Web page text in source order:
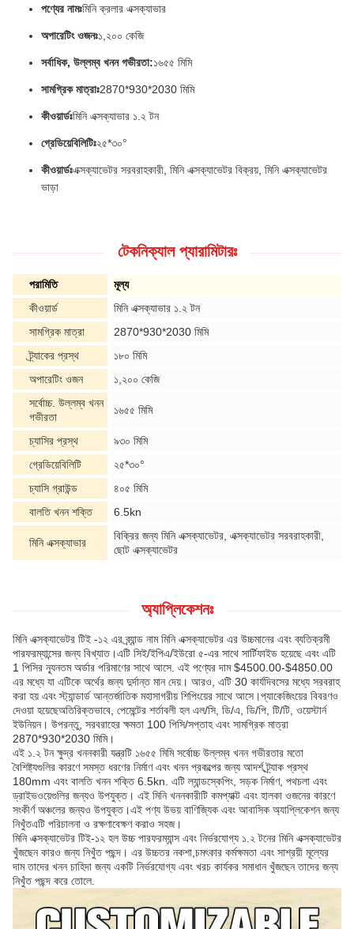
পণ্যের নামঃমিনি ক্রলার এক্সক্যাভার
অপারেটিং ওজনঃ১,২০০ কেজি
সর্বাধিক, উল্লম্ব খনন গভীরতা:১৬৫৫ মিমি
সামগ্রিক মাত্রাঃ2870*930*2030 মিমি
কীওয়ার্ডঃমিনি এক্সক্যাভার ১.২ টন
গ্রেডিয়েবিলিটিঃ২৫*৩০°
কীওয়ার্ডঃএক্সক্যাভেটর সরবরাহকারী, মিনি এক্সক্যাভেটর বিক্রয়, মিনি এক্সক্যাভেটর
ভাড়া
টেকনিক্যাল প্যারামিটারঃ
পরামিতি
মূল্য
কীওয়ার্ড
মিনি এক্সক্যাভার ১.২ টন
সামগ্রিক মাত্রা
2870*930*2030 মিমি
ট্র্যাকের প্রস্থ
১৮০ মিমি
অপারেটিং ওজন
১,২০০ কেজি
সর্বোচ্চ. উল্লম্ব খনন
গভীরতা
১৬৫৫ মিমি
চ্যাসির প্রস্থ
৯৩০ মিমি
গ্রেডিয়েবিলিটি
২৫*৩০°
চ্যাসি গ্রাউন্ড
৪০৫ মিমি
বালতি খনন শক্তি
6.5kn
মিনি এক্সক্যাভার
বিক্রির জন্য মিনি এক্সক্যাভেটর, এক্সক্যাভেটর সরবরাহকারী,
ছোট এক্সক্যাভেটর
অ্যাপ্লিকেশনঃ
মিনি এক্সক্যাভেটর টিই -১২ এর ব্র্যান্ড নাম মিনি এক্সক্যাভেটর এর উচ্চমানের এবং ব্যতিক্রমী
পারফরম্যান্সের জন্য বিখ্যাত।এটি সিই/ইপিএ/ইউরো ৫-এর সাথে সার্টিফাইড হয়েছে এবং এটি
1 পিসির ন্যূনতম অর্ডার পরিমাণের সাথে আসে. এই পণ্যের দাম $4500.00-$4850.00
এর মধ্যে যা এটিকে অর্থের জন্য দুর্দান্ত মান দেয়। আরও, এটি 30 কার্যদিবসের মধ্যে সরবরাহ
করা হয় এবং স্ট্যান্ডার্ড আন্তর্জাতিক মহাসাগরীয় শিপিংয়ের সাথে আসে।প্যাকেজিংয়ের বিবরণও
দেওয়া হয়েছেঅতিরিক্তভাবে, পেমেন্টের শর্তাবলী হল এল/সি, ডি/এ, ডি/পি, টি/টি, ওয়েস্টার্ন
ইউনিয়ন। উপরন্তু, সরবরাহের ক্ষমতা 100 পিসি/সপ্তাহ এবং সামগ্রিক মাত্রা
2870*930*2030 মিমি।
এই ১.২ টন ক্ষুদ্র খননকারী যন্ত্রটি ১৬৫৫ মিমি সর্বোচ্চ উল্লম্ব খনন গভীরতার মতো
বৈশিষ্ট্যগুলির কারণে সমস্ত ধরণের নির্মাণ এবং খনন প্রকল্পের জন্য আদর্শ,ট্র্যাক প্রস্থ
180mm এবং বালতি খনন শক্তি 6.5kn. এটি ল্যান্ডস্কেপিং, সড়ক নির্মাণ, পথচলা এবং
ড্রাইভওয়েগুলির জন্যও উপযুক্ত। এই মিনি খননকারীটি কমপ্যাক্ট এবং হালকা ওজনের কারণে
সংকীর্ণ অঞ্চলের জন্যও উপযুক্ত।এই পণ্য উভয় বাণিজ্যিক এবং আবাসিক অ্যাপ্লিকেশন জন্য
নিখুঁতএটি পরিচালনা ও রক্ষণাবেক্ষণ করাও সহজ।
মিনি এক্সক্যাভেটর টিই-১২ হল উচ্চ পারফরম্যান্স এবং নির্ভরযোগ্য ১.২ টনের মিনি এক্সক্যাভেটর
খুঁজছেন কারও জন্য নিখুঁত পছন্দ। এর উচ্চতর নকশা,চমৎকার কর্মক্ষমতা এবং সাশ্রয়ী মূল্যের
দাম তাদের খনন চাহিদা জন্য একটি নির্ভরযোগ্য এবং খরচ কার্যকর সমাধান খুঁজছেন তাদের জন্য
নিখুঁত পছন্দ করে তোলে.